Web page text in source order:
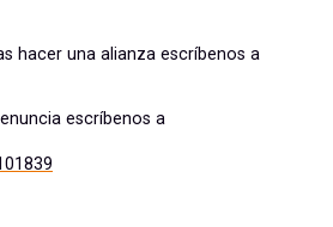
hacer una alianza escríbenos a
escríbenos a